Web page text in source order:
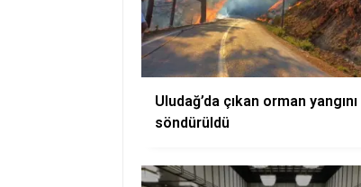
Uludağ’da çıkan orman yangını
söndürüldü